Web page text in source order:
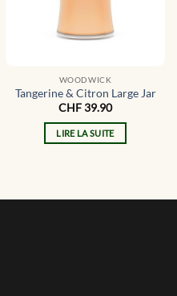
WOODWICK
Tangerine & Citron Large Jar
CHF39.90
LIRE LA SUITE